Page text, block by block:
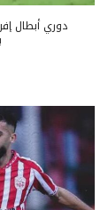
دوري أبطال